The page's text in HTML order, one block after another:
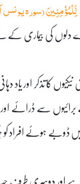
(سورہ یونس
کی بیماری کے
کا تذکر اور یاد
برائیوں سے ڈرائے
ہوئے افراد کو